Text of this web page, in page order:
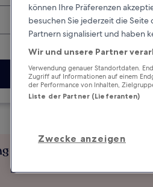
bei
können Ihre Präferenzen
besuchen Sie jederzeit die
Partnern signalisiert und haben
Wir und unsere Partner
Verwendung genauer Standortdaten.
Zugriff auf Informationen auf einem
der Performance von Inhalten,
Liste der Partner (Lieferanten)
Zwecke anzeigen